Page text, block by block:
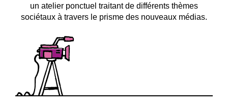
un atelier ponctuel traitant de différents thèmes
sociétaux à travers le prisme des nouveaux médias.